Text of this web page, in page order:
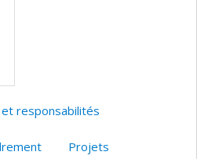
responsabilités
Projets